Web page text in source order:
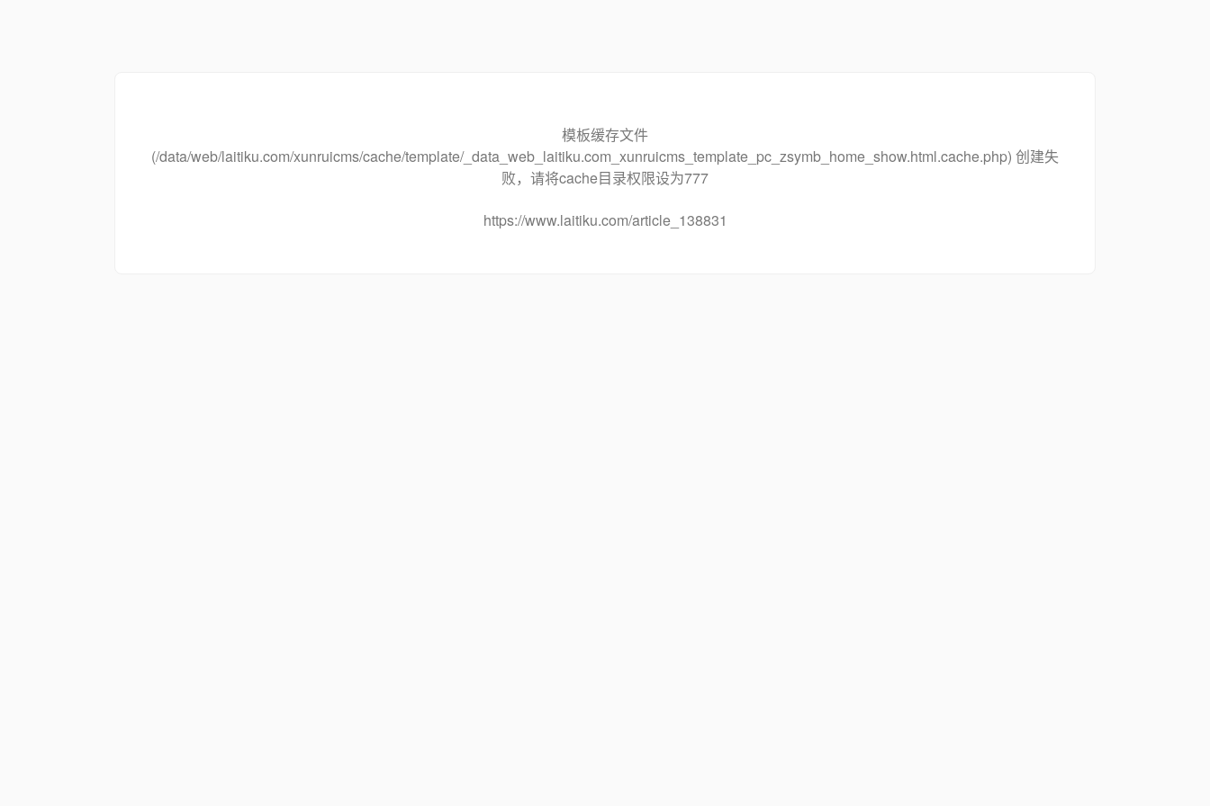
模板缓存文件
(/data/web/laitiku.com/xunruicms/cache/template/_data_web_laitiku.com_xunruicms_template_pc_zsymb_home_show.html.cache.php) 创建失
败，请将cache目录权限设为777
https://www.laitiku.com/article_138831